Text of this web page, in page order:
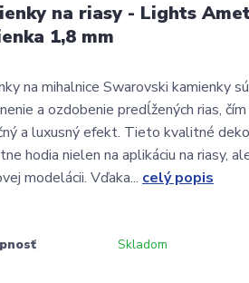
na riasy - Lights
1,8 mm
na mihalnice Swarovski kamienky
a ozdobenie predĺžených rias,
a luxusný efekt. Tieto kvalitné
hodia nielen na aplikáciu na riasy,
modelácii. Vďaka... celý popis
Skladom